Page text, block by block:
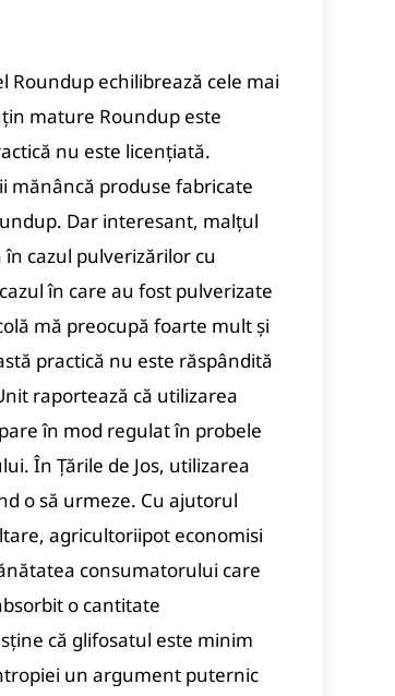
Roundup echilibrează cele mai
mature Roundup este
nu este licențiată.
mănâncă produse fabricate
Dar interesant, malțul
cazul pulverizărilor cu
în care au fost pulverizate
mă preocupă foarte mult și
practică nu este răspândită
raportează că utilizarea
în mod regulat în probele
În Țările de Jos, utilizarea
o să urmeze. Cu ajutorul
agricultoriipot economisi
consumatorului care
o cantitate
că glifosatul este minim
un argument puternic